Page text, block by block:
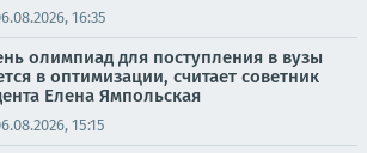
16:35
олимпиад для поступления в вузы
в оптимизации, считает советник
Елена Ямпольская
15:15